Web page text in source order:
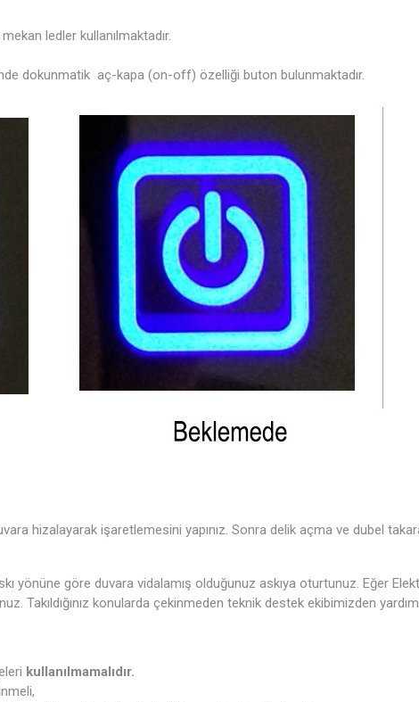
ledler kullanılmaktadır.
dokunmatik aç-kapa (on-off) özelliği buton bulunmaktadır.
hizalayarak işaretlemesini yapınız. Sonra delik açma ve dubel
yönüne göre duvara vidalamış olduğunuz askıya oturtunuz. Eğer
Takıldığınız konularda çekinmeden teknik destek ekibimizden
kullanılmamalıdır.